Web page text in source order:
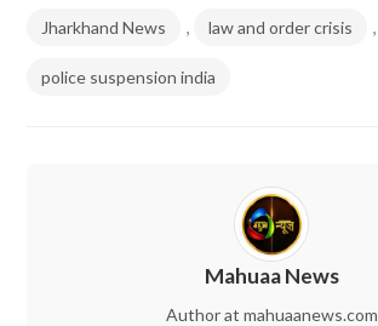
Jharkhand News , law and order crisis ,
police suspension india
Mahuaa News
Author at mahuaanews.com